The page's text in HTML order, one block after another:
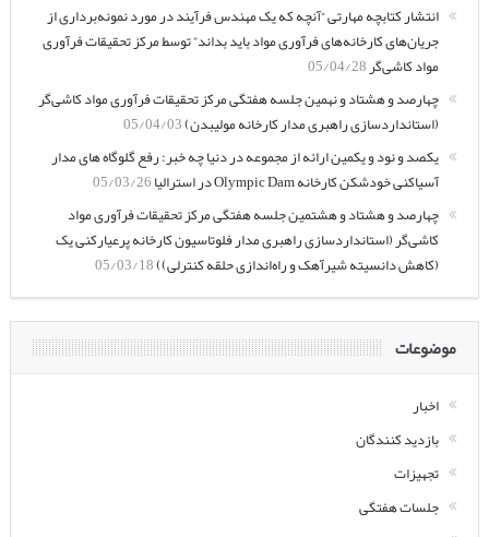
انتشار کتابچه مهارتی “آنچه که یک مهندس فرآیند در مورد نمونه‌برداری از
جریان‌های کارخانه‌های فرآوری مواد باید بداند” توسط مرکز تحقیقات فرآوری
مواد کاشی‌گر05/04/28
چهارصد و هشتاد و نهمین جلسه هفتگی مرکز تحقیقات فرآوری مواد کاشی‌گر
(استانداردسازی راهبری مدار کارخانه مولیبدن)05/04/03
یکصد و نود و یکمین ارائه از مجموعه در دنیا چه خبر: رفع گلوگاه های مدار
آسیاکنی خودشکن کارخانه Olympic Dam در استرالیا
05/03/26
چهارصد و هشتاد و هشتمین جلسه هفتگی مرکز تحقیقات فرآوری مواد
کاشی‌گر (استانداردسازی راهبری مدار فلوتاسیون کارخانه پرعیارکنی یک
(کاهش دانسیته شیرآهک و راه‌اندازی حلقه کنترلی))05/03/18
موضوعات
اخبار
بازدید کنندگان
تجهیزات
جلسات هفتگی